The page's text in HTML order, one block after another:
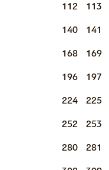
112 113
140 141
168 169
196 197
224 225
252 253
280 281